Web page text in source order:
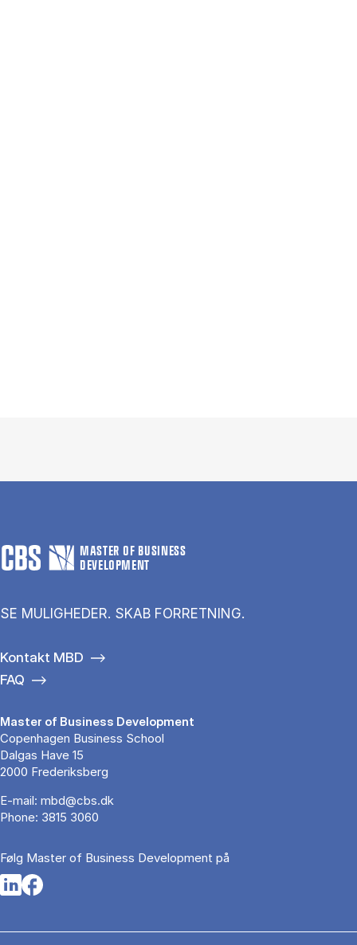
MASTER OF BUSINESS
DEVELOPMENT
SE MULIGHEDER. SKAB FORRETNING.
Kontakt MBD
FAQ
Master of Business Development
Copenhagen Business School
Dalgas Have 15
2000 Frederiksberg
E-mail: mbd@cbs.dk
Phone: 3815 3060
Følg Master of Business Development på
Opens in a new tab
Opens in a new tab